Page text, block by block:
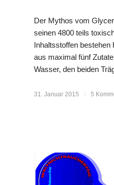
Der Mythos vom
seinen 4800 teils
Inhaltsstoffen bestehen
aus maximal fünf
Wasser, den beiden
31. Januar 2015 / 5